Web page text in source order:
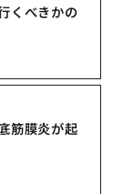
くべきかの
筋膜炎が起